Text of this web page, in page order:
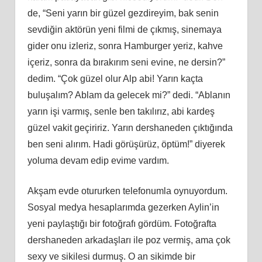
de, “Seni yarın bir güzel gezdireyim, bak senin
sevdiğin aktörün yeni filmi de çıkmış, sinemaya
gider onu izleriz, sonra Hamburger yeriz, kahve
içeriz, sonra da bırakırım seni evine, ne dersin?”
dedim. “Çok güzel olur Alp abi! Yarın kaçta
buluşalım? Ablam da gelecek mi?” dedi. “Ablanın
yarın işi varmış, senle ben takılırız, abi kardeş
güzel vakit geçiririz. Yarın dershaneden çıktığında
ben seni alırım. Hadi görüşürüz, öptüm!” diyerek
yoluma devam edip evime vardım.
Akşam evde otururken telefonumla oynuyordum.
Sosyal medya hesaplarımda gezerken Aylin’in
yeni paylaştığı bir fotoğrafı gördüm. Fotoğrafta
dershaneden arkadaşları ile poz vermiş, ama çok
sexy ve sikilesi durmuş. O an sikimde bir